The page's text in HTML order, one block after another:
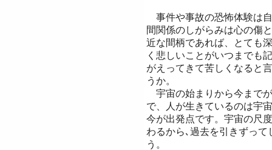
事件や事故の恐怖体験は
間関係のしがらみは心の傷
近な間柄であれば、とても
く悲しいことがいつまでも
がえってきて苦しくなると
うか。
宇宙の始まりから今まで
で、人が生きているのは宇
今が出発点です。 宇宙の尺
わるから､過去を引きずっ
う。